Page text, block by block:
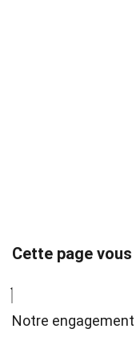
Cette page
Notre